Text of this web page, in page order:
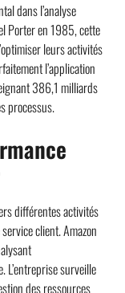
dans l’analyse
Porter en 1985, cette
leurs activités
l’application
386,1 milliards
processus.
différentes activités
client. Amazon
L’entreprise surveille
des ressources